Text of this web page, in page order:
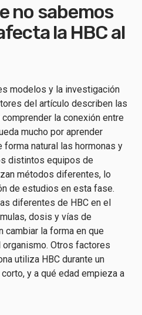
no sabemos
la HBC al
modelos y la investigación
del artículo describen las
la conexión entre
mucho por aprender
forma natural las hormonas y
distintos equipos de
métodos diferentes, lo
de estudios en esta fase.
diferentes de HBC en el
dosis y vías de
cambiar la forma en que
Otros factores
utiliza HBC durante un
y a qué edad empieza a